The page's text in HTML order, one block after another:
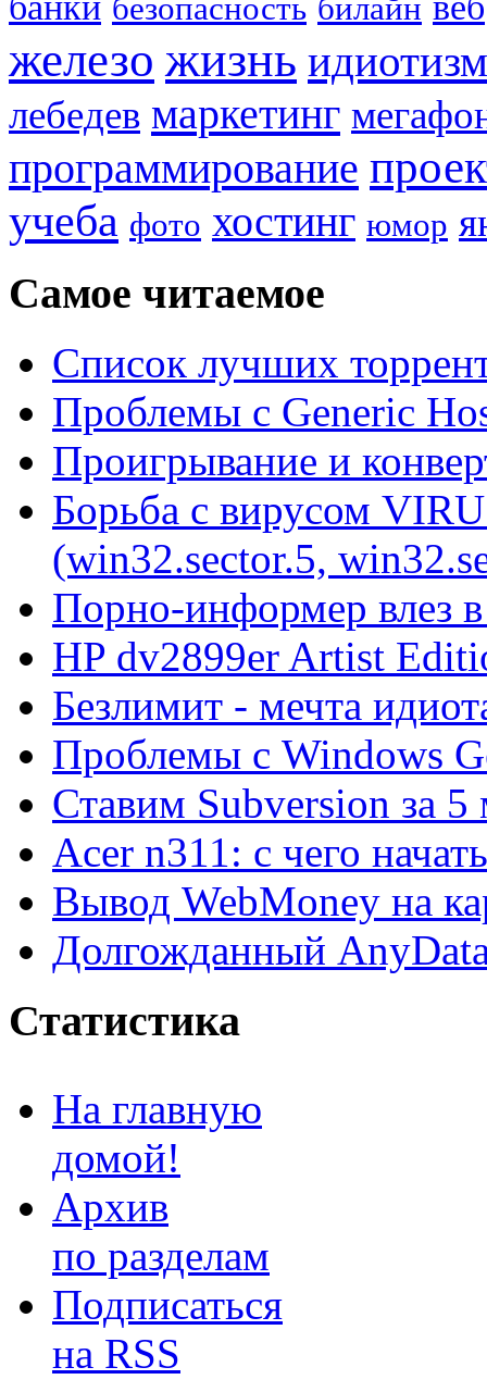
безопасность билайн
железо жизнь идиотизм
лебедев маркетинг
программирование
учеба фото хостинг юмор
Самое читаемое
Список лучших
Проблемы с Generic
Проигрывание и
Борьба с вирусом
(win32.sector.5,
Порно-информер влез
HP dv2899er Artist
Безлимит - мечта
Проблемы с Windows
Ставим Subversion за 5
Acer n311: с чего начать
Вывод WebMoney на
Долгожданный
Статистика
На главную
домой!
Архив
по разделам
Подписаться
на RSS